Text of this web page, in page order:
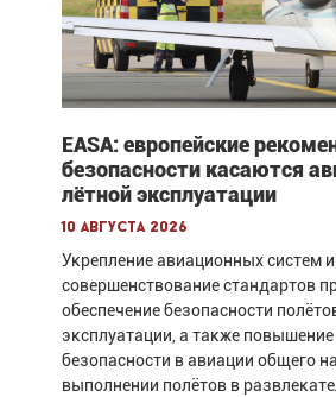
EASA: европейские
безопасности касаются
лётной эксплуатации
10 августа 2026
Укрепление авиационных систем и
совершенствование стандартов
обеспечение безопасности
эксплуатации, а также повышение
безопасности в авиации общего
выполнении полётов в